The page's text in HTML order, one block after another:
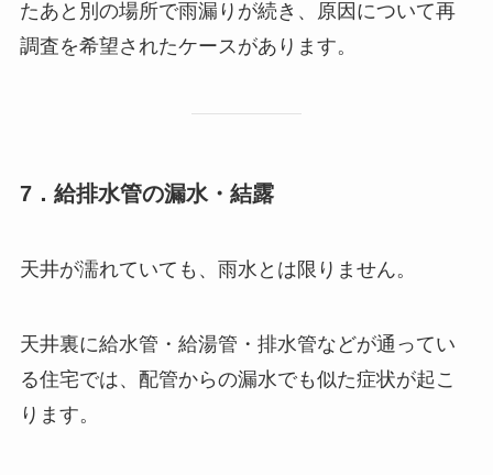
たあと別の場所で雨漏りが続き、原因について再
調査を希望されたケースがあります。
7．給排水管の漏水・結露
天井が濡れていても、雨水とは限りません。
天井裏に給水管・給湯管・排水管などが通ってい
る住宅では、配管からの漏水でも似た症状が起こ
ります。